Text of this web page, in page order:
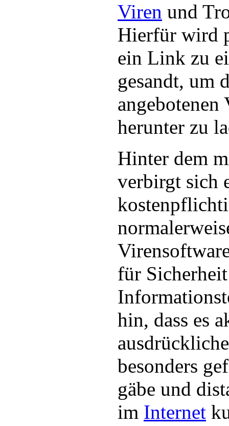
Viren und
Hierfür wird
ein Link zu
gesandt, um
angebotenen
herunter zu
Hinter dem
verbirgt sich
für
hin, dass es
besonders
gäbe und
im Internet